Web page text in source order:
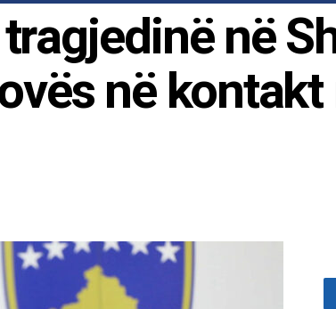
në
në